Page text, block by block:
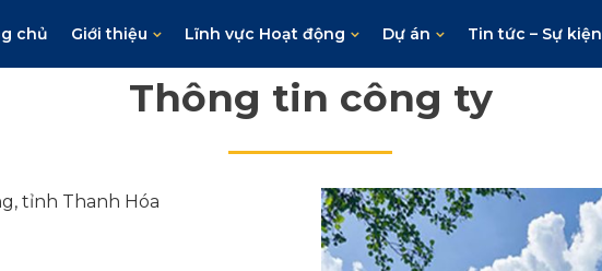
chủ Giới thiệu Lĩnh vực Hoạt động Dự án Tin tức – Sự kiện
Thông tin công ty
tỉnh Thanh Hóa